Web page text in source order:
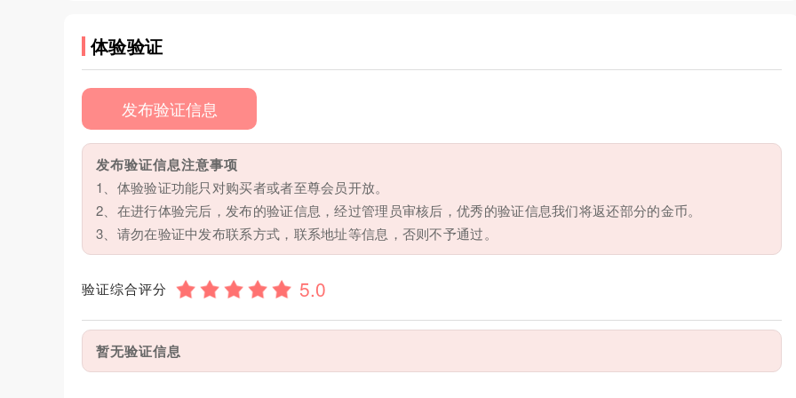
体验验证
发布验证信息
发布验证信息注意事项
1、体验验证功能只对购买者或者至尊会员开放。
2、在进行体验完后，发布的验证信息，经过管理员审核后，优秀的验证信息我们将返还部分的金币。
3、请勿在验证中发布联系方式，联系地址等信息，否则不予通过。
验证综合评分
暂无验证信息